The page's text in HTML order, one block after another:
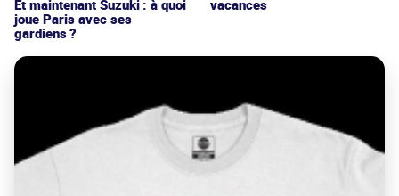
Et maintenant Suzuki : à quoi
joue Paris avec ses
gardiens ?
vacances